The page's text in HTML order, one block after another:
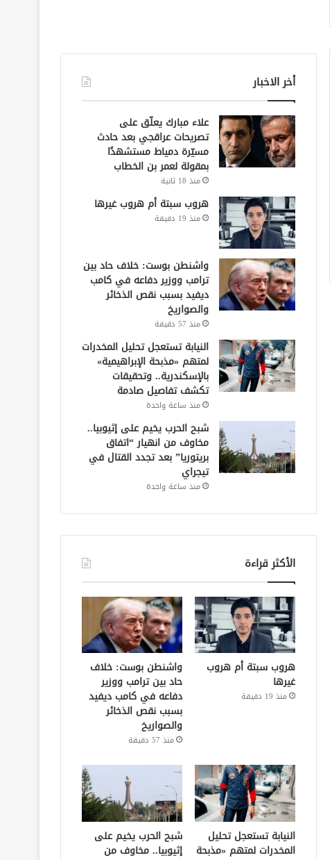
أخر الاخبار
علاء مبارك يعلّق على
تصريحات عراقجي بعد حادث
مسيّرة دمياط مستشهدًا
بمقولة لعمر بن الخطاب
منذ 18 ثانية
هروب سبتة أم هروب غيرها
منذ 19 دقيقة
واشنطن بوست: خلاف حاد بين
ترامب ووزير دفاعه في كامب
ديفيد بسبب نقص الذخائر
والصواريخ
منذ 57 دقيقة
النيابة تستعجل تحليل المخدرات
لمتهم «مذبحة الإبراهيمية»
بالإسكندرية.. وتحقيقات
تكشف تفاصيل صادمة
منذ ساعة واحدة
شبح الحرب يخيم على إثيوبيا..
مخاوف من انهيار “اتفاق
بريتوريا” بعد تجدد القتال في
تيجراي
منذ ساعة واحدة
الأكثر قراءة
هروب سبتة أم هروب
غيرها
منذ 19 دقيقة
واشنطن بوست: خلاف
حاد بين ترامب ووزير
دفاعه في كامب ديفيد
بسبب نقص الذخائر
والصواريخ
منذ 57 دقيقة
النيابة تستعجل تحليل
المخدرات لمتهم «مذبحة
شبح الحرب يخيم على
إثيوبيا.. مخاوف من